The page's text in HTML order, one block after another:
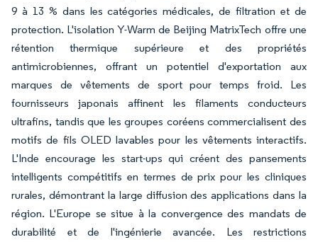
9 à 13 % dans les catégories médicales, de filtration et de
protection. L'isolation Y-Warm de Beijing MatrixTech offre une
rétention thermique supérieure et des propriétés
antimicrobiennes, offrant un potentiel d'exportation aux
marques de vêtements de sport pour temps froid. Les
fournisseurs japonais affinent les filaments conducteurs
ultrafins, tandis que les groupes coréens commercialisent des
motifs de fils OLED lavables pour les vêtements interactifs.
L'Inde encourage les start-ups qui créent des pansements
intelligents compétitifs en termes de prix pour les cliniques
rurales, démontrant la large diffusion des applications dans la
région. L'Europe se situe à la convergence des mandats de
durabilité et de l'ingénierie avancée. Les restrictions